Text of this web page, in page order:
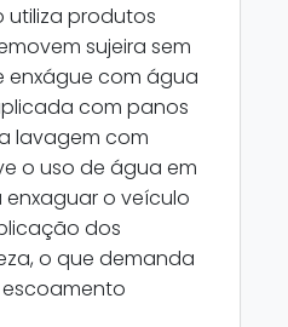
utiliza produtos
sujeira sem
enxágue com água
com panos
lavagem com
o uso de água em
o veículo
dos
o que demanda